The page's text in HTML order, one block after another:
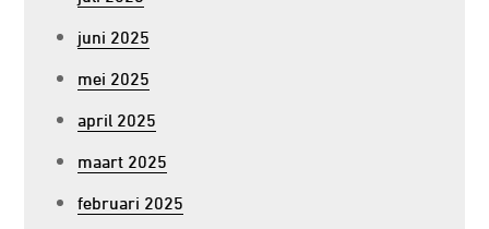
juni 2025
mei 2025
april 2025
maart 2025
februari 2025